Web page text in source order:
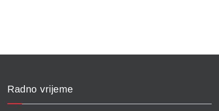
Radno vrijeme